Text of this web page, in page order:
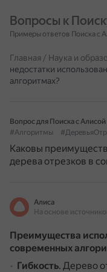
Вопросы к
Примеры ответов Поиска с
Главная / Наука и
недостатки
алгоритмах?
Вопрос для Поиска с Алисой
#Алгоритмы
Каковы
дерева отрезков в
Алиса
Преимущества
современных
Гибкость. Дерево